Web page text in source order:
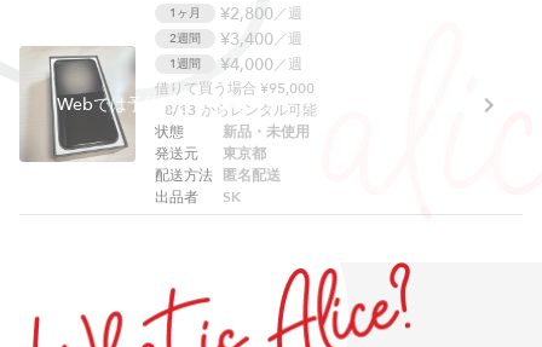
Webでは予約できません。アプリをご利用ください。
1ヶ月 ¥2,800／週
2週間 ¥3,400／週
1週間 ¥4,000／週
借りて買う場合 ¥95,000
8/13 からレンタル可能
状態
発送元
配送方法
出品者
新品・未使用
東京都
匿名配送
SK